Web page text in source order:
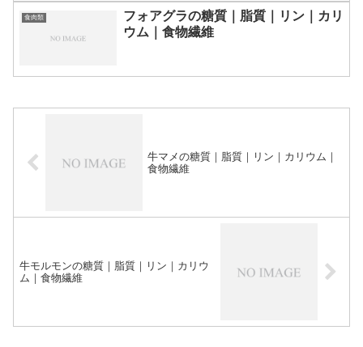
食肉類
フォアグラの糖質｜脂質｜リン｜カリ
ウム｜食物繊維
牛マメの糖質｜脂質｜リン｜カリウム｜
食物繊維
牛モルモンの糖質｜脂質｜リン｜カリウ
ム｜食物繊維